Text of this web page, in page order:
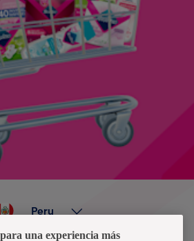
Peru
una experiencia más